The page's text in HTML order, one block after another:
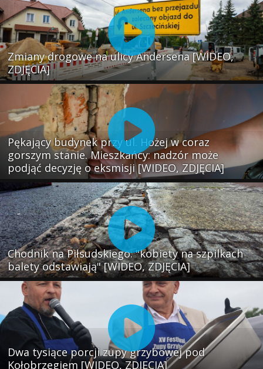
Zmiany drogowe na ulicy Andersena [WIDEO,
ZDJĘCIA]
Pękający budynek przy ul. Hożej w coraz
gorszym stanie. Mieszkańcy: nadzór może
podjąć decyzję o eksmisji [WIDEO, ZDJĘCIA]
Chodnik na Piłsudskiego: "kobiety na szpilkach
balety odstawiają" [WIDEO, ZDJĘCIA]
Dwa tysiące porcji zupy grzybowej pod
Kołobrzegiem [WIDEO, ZDJECIA]